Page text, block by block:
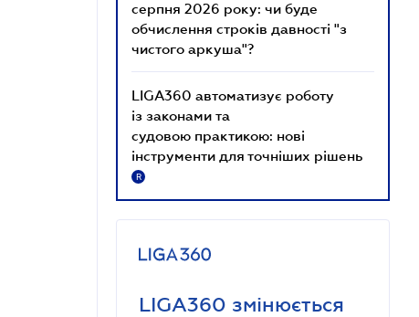
серпня 2026 року: чи буде
обчислення строків давності "з
чистого аркуша"?
LIGA360 автоматизує роботу
із законами та
судовою практикою: нові
інструменти для точніших рішень
R
LIGA360 змінюється